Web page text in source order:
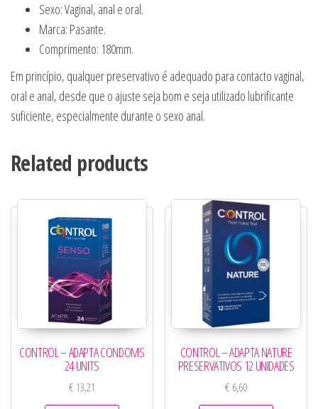
Sexo: Vaginal, anal e oral.
Marca: Pasante.
Comprimento: 180mm.
Em princípio, qualquer preservativo é adequado para contacto vaginal,
oral e anal, desde que o ajuste seja bom e seja utilizado lubrificante
suficiente, especialmente durante o sexo anal.
Related products
CONTROL – ADAPTA CONDOMS
24 UNITS
€13,21
CONTROL – ADAPTA NATURE
PRESERVATIVOS 12 UNIDADES
€ 6,60